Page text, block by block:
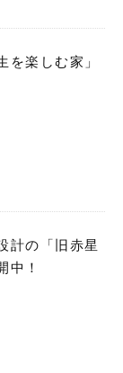
を楽しむ家」
計の「旧赤星
中！